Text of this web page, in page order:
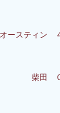
スティン
田 ０－